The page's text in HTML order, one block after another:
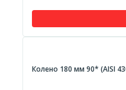
Колено 180 мм 90* (AISI